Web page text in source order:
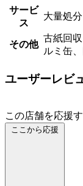
サービ
ス
大量処
その他
古紙回
ルミ缶
ユーザーレビ
この店舗を応援す
ここから応援